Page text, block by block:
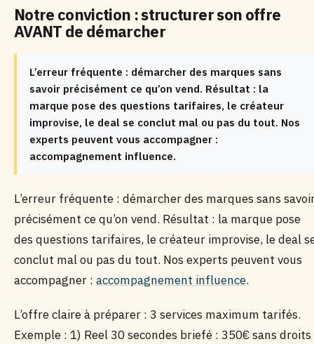
Notre conviction : structurer son offre
AVANT de démarcher
L’erreur fréquente : démarcher des marques sans
savoir précisément ce qu’on vend. Résultat : la
marque pose des questions tarifaires, le créateur
improvise, le deal se conclut mal ou pas du tout. Nos
experts peuvent vous accompagner :
accompagnement influence.
L’erreur fréquente : démarcher des marques sans
précisément ce qu’on vend. Résultat : la marque pose
des questions tarifaires, le créateur improvise, le deal
conclut mal ou pas du tout. Nos experts peuvent vous
accompagner : accompagnement influence.
L’offre claire à préparer : 3 services maximum tarifés.
Exemple : 1) Reel 30 secondes briefé : 350€ sans droits